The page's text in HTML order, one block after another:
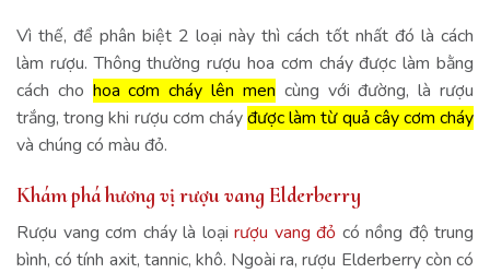
Vì thế, để phân biệt 2 loại này thì cách tốt nhất đó là cách
làm rượu. Thông thường rượu hoa cơm cháy được làm bằng
cách cho hoa cơm cháy lên men cùng với đường, là rượu
trắng, trong khi rượu cơm cháyđược làm từ quả cây cơm cháy
và chúng có màu đỏ.
Khám phá hương vị rượu vang Elderberry
Rượu vang cơm cháy là loại rượu vang đỏ có nồng độ trung
bình, có tính axit, tannic, khô. Ngoài ra, rượu Elderberry còn có